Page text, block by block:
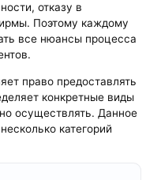
отказу в
Поэтому каждому
все нюансы процесса
право предоставлять
конкретные виды
осуществлять. Данное
категорий